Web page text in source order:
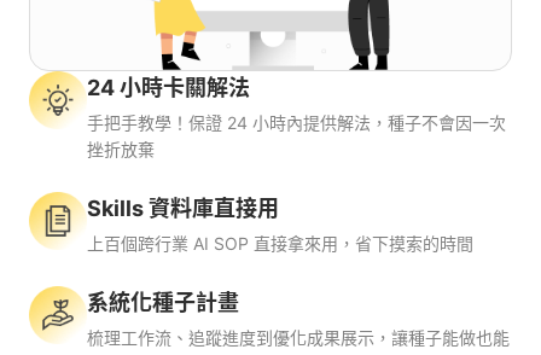
24 小時卡關解法
手把手教學！保證 24 小時內提供解法，種子不會因一次
挫折放棄
Skills 資料庫直接用
上百個跨行業 AI SOP 直接拿來用，省下摸索的時間
系統化種子計畫
梳理工作流、追蹤進度到優化成果展示，讓種子能做也能